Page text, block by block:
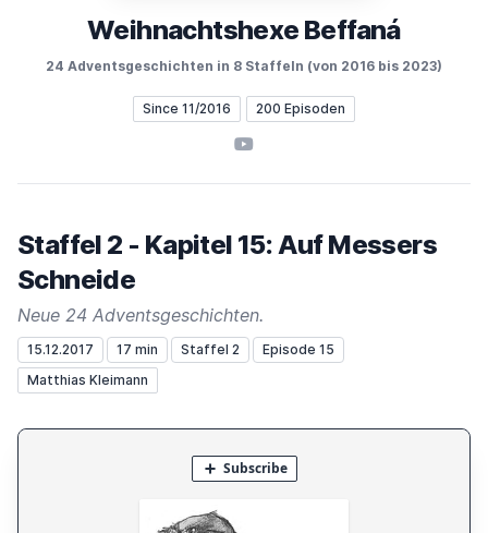
Weihnachtshexe Beffaná
24 Adventsgeschichten in 8 Staffeln (von 2016 bis 2023)
Since 11/2016 200 Episoden
YouTube
Staffel 2 - Kapitel 15: Auf Messers
Schneide
Neue 24 Adventsgeschichten.
15.12.2017 17 min Staffel 2
Episode 15
Matthias Kleimann